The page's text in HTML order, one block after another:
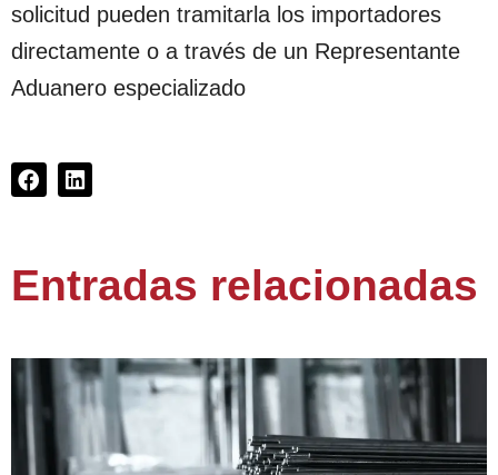
solicitud pueden tramitarla los importadores
directamente o a través de un Representante
Aduanero especializado
Entradas relacionadas